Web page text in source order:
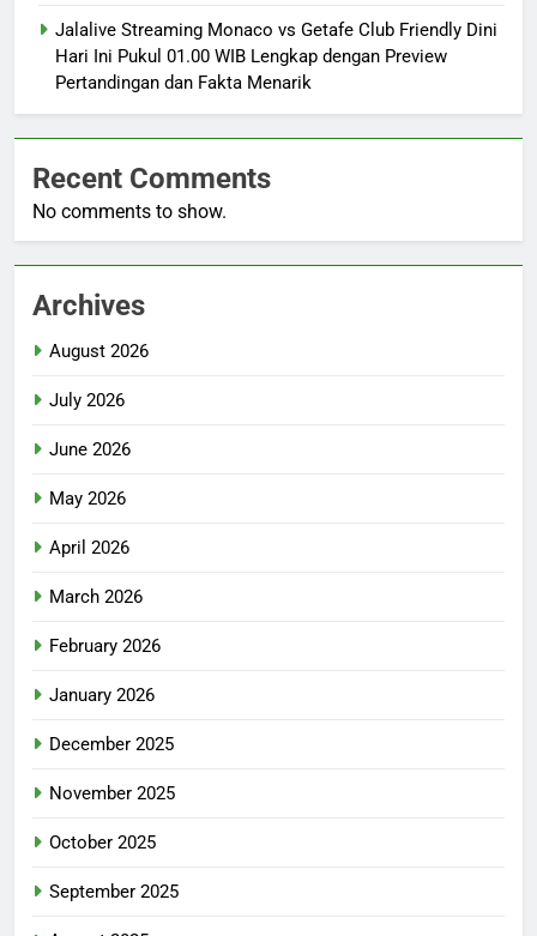
Jalalive Streaming Monaco vs Getafe Club Friendly Dini
Hari Ini Pukul 01.00 WIB Lengkap dengan Preview
Pertandingan dan Fakta Menarik
Recent Comments
No comments to show.
Archives
August 2026
July 2026
June 2026
May 2026
April 2026
March 2026
February 2026
January 2026
December 2025
November 2025
October 2025
September 2025